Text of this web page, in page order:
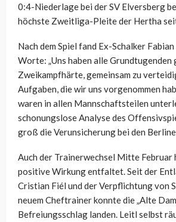
0:4-Niederlage bei der SV Elversberg
höchste Zweitliga-Pleite der Hertha
Nach dem Spiel fand Ex-Schalker
Worte: „Uns haben alle Grundtugenden
Zweikampfhärte, gemeinsam zu
Aufgaben, die wir uns vorgenommen
waren in allen Mannschaftsteilen
schonungslose Analyse des
groß die Verunsicherung bei den
Auch der Trainerwechsel Mitte Februar
positive Wirkung entfaltet. Seit der
Cristian Fiél und der Verpflichtung von
neuem Cheftrainer konnte die „Alte
Befreiungsschlag landen. Leitl selbst